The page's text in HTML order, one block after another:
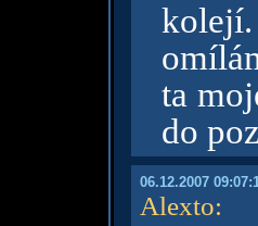
ta
do
06.12.2007
Alexto: